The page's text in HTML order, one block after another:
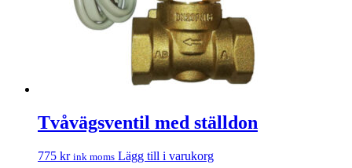
Tvåvägsventil med ställdon
775 kr ink moms Lägg till i varukorg